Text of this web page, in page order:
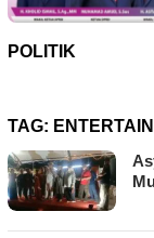
POLITIK
TAG: